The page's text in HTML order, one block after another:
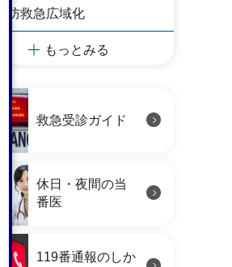
消防救急広域化
もっとみる
救急受診ガイド
休日・夜間の当
番医
119番通報のしか